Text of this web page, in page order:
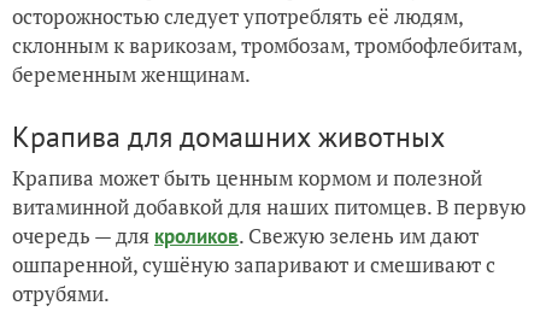
осторожностью следует употреблять её людям,
склонным к варикозам, тромбозам, тромбофлебитам,
беременным женщинам.
Крапива для домашних животных
Крапива может быть ценным кормом и полезной
витаминной добавкой для наших питомцев. В первую
очередь — для кроликов. Свежую зелень им дают
ошпаренной, сушёную запаривают и смешивают с
отрубями.